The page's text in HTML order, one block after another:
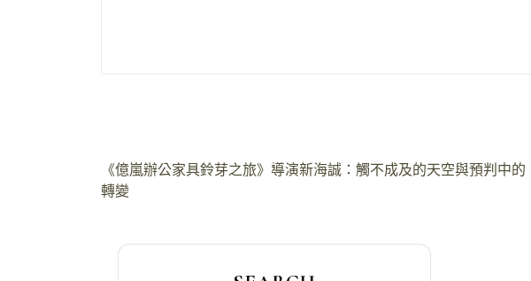
文
章
導
《億嵐辦公家具鈴芽之旅》導演新海誠：觸不成及的天空與預判中的
轉變